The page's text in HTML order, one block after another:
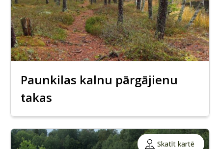
Paunkilas kalnu pārgājienu
takas
Skatīt kartē